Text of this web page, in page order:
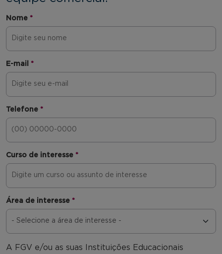
Nome *
E-mail *
Telefone *
Curso de interesse *
Área de interesse *
A FGV e/ou as suas Instituições Educacionais